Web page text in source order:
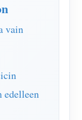
vain
edelleen